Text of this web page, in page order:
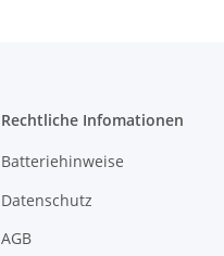
Rechtliche Infomationen
Batteriehinweise
Datenschutz
AGB